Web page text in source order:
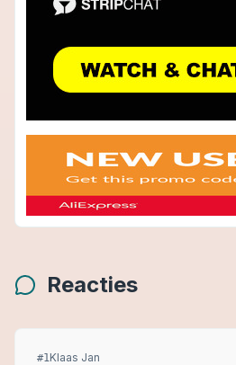
Reacties
#1Klaas Jan